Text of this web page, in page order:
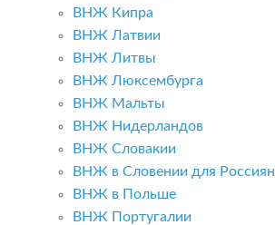
ВНЖ Кипра
ВНЖ Латвии
ВНЖ Литвы
ВНЖ Люксембурга
ВНЖ Мальты
ВНЖ Нидерландов
ВНЖ Словакии
ВНЖ в Словении для Россиян
ВНЖ в Польше
ВНЖ Португалии